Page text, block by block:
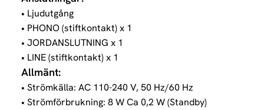
• Ljudutgång
• PHONO (stiftkontakt) x 1
• JORDANSLUTNING x 1
• LINE (stiftkontakt) x 1
Allmänt:
• Strömkälla: AC 110-240 V, 50 Hz/60 Hz
• Strömförbrukning: 8 W Ca 0,2 W (Standby)